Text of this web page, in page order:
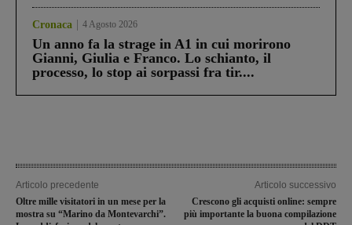
Cronaca 4 Agosto 2026
Un anno fa la strage in A1 in cui morirono
Gianni, Giulia e Franco. Lo schianto, il
processo, lo stop ai sorpassi fra tir....
Articolo precedente
Oltre mille visitatori in un mese per la
mostra su “Marino da Montevarchi”.
Articolo successivo
Crescono gli acquisti online: sempre
più importante la buona compilazione